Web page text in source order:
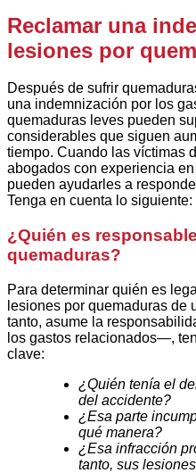
Reclamar una
lesiones por
Después de sufrir
una indemnización por los
quemaduras leves pueden
considerables que siguen
tiempo. Cuando las víctimas
abogados con experiencia
pueden ayudarles a
Tenga en cuenta lo siguiente:
¿Quién es
quemaduras?
Para determinar quién es
lesiones por quemaduras
tanto, asume la
los gastos relacionados—,
clave:
¿Quién tenía el
del accidente?
¿Esa parte
qué manera?
¿Esa infracción
tanto, sus